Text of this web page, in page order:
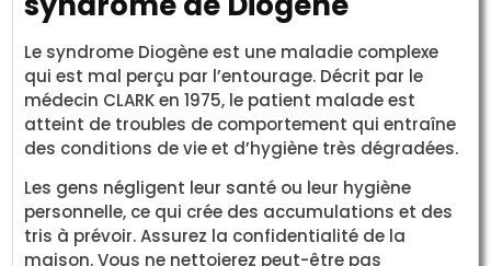
Le syndrome Diogène est une maladie complexe
qui est mal perçu par l’entourage. Décrit par le
médecin CLARK en 1975, le patient malade est
atteint de troubles de comportement qui entraîne
des conditions de vie et d’hygiène très dégradées.
Les gens négligent leur santé ou leur hygiène
personnelle, ce qui crée des accumulations et des
tris à prévoir. Assurez la confidentialité de la
maison. Vous ne nettoierez peut-être pas